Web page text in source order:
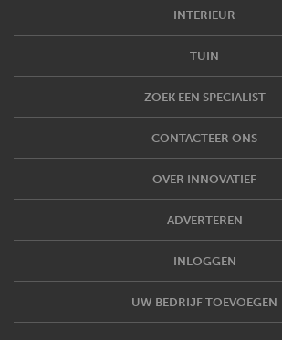
INTERIEUR
TUIN
ZOEK EEN SPECIALIST
CONTACTEER ONS
OVER INNOVATIEF
ADVERTEREN
INLOGGEN
UW BEDRIJF TOEVOEGEN